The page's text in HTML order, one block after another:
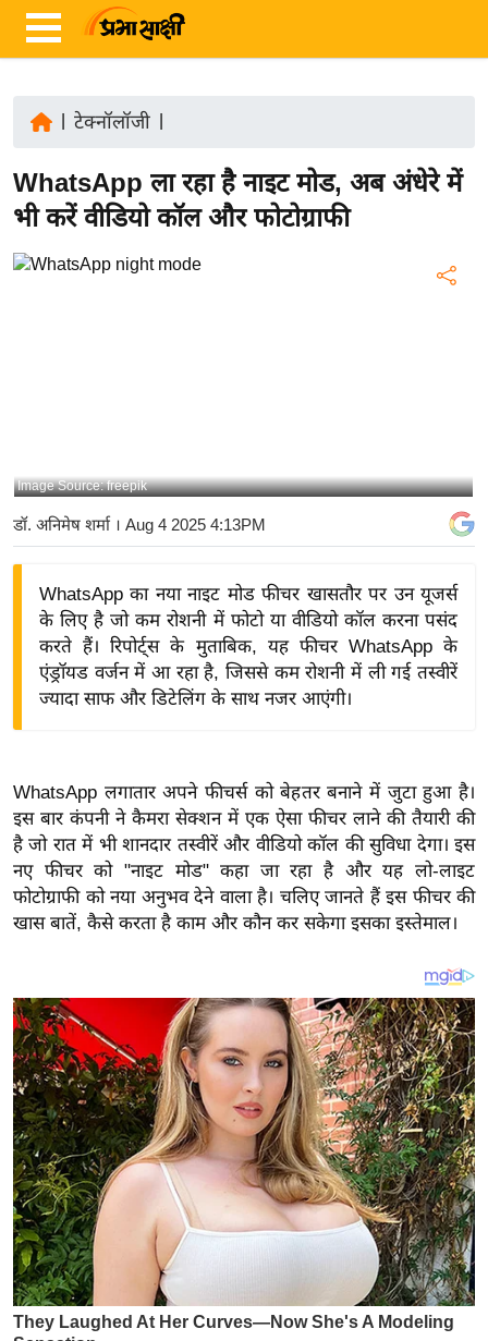
ज़ा
ख
र
ष्ट्री
य
बि
द्यो
त
वि
शे
ष
ज्ञ
ब
ज
ट
खे
ल
क्रि
के
ट
I
P
L
टेक्नॉलॉजी
WhatsApp ला रहा है नाइट मोड, अब अंधेरे में
भी करें वीडियो कॉल और फोटोग्राफी
Image Source: freepik
डॉ. अनिमेष शर्मा । Aug 4 2025 4:13PM
WhatsApp का नया नाइट मोड फीचर खासतौर पर उन यूजर्स
के लिए है जो कम रोशनी में फोटो या वीडियो कॉल करना पसंद
करते हैं। रिपोर्ट्स के मुताबिक, यह फीचर WhatsApp के
एंड्रॉयड वर्जन में आ रहा है, जिससे कम रोशनी में ली गई तस्वीरें
ज्यादा साफ और डिटेलिंग के साथ नजर आएंगी।
WhatsApp लगातार अपने फीचर्स को बेहतर बनाने में जुटा हुआ है।
इस बार कंपनी ने कैमरा सेक्शन में एक ऐसा फीचर लाने की तैयारी की
है जो रात में भी शानदार तस्वीरें और वीडियो कॉल की सुविधा देगा। इस
नए फीचर को "नाइट मोड" कहा जा रहा है और यह लो-लाइट
फोटोग्राफी को नया अनुभव देने वाला है। चलिए जानते हैं इस फीचर की
खास बातें, कैसे करता है काम और कौन कर सकेगा इसका इस्तेमाल।